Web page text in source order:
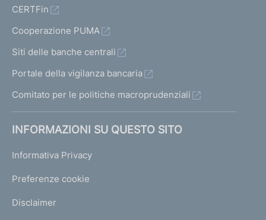
CERTFin
Cooperazione PUMA
Siti delle banche centrali
Portale della vigilanza bancaria
Comitato per le politiche macroprudenziali
INFORMAZIONI SU QUESTO SITO
Informativa Privacy
Preferenze cookie
Disclaimer